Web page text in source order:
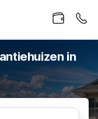
in